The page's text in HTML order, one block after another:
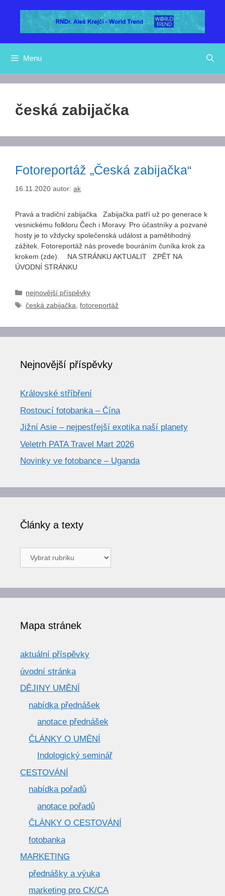
Menu
česká zabijačka
Fotoreportáž „Česká zabijačka“
16.11.2020 autor: ak
Pravá a tradiční zabijačka Zabijačka patří už po generace k
vesnickému folkloru Čech i Moravy. Pro účastníky a pozvané
hosty je to vždycky společenská událost a pamětihodný
zážitek. Fotoreportáž nás provede bouráním čuníka krok za
krokem (zde). NA STRÁNKU AKTUALIT ZPĚT NA
ÚVODNÍ STRÁNKU
Rubriky
nejnovější příspěvky
Štítky
česká zabijačka,fotoreportáž
Nejnovější příspěvky
Královské stříbření
Rostoucí fotobanka – Čína
Jižní Asie – nejpestřejší exotika naší planety
Veletrh PATA Travel Mart 2026
Novinky ve fotobance – Uganda
Články a texty
Články
a
Mapa stránek
aktuální příspěvky
úvodní stránka
DĚJINY UMĚNÍ
nabídka přednášek
anotace přednášek
ČLÁNKY O UMĚNÍ
Indologický seminář
CESTOVÁNÍ
nabídka pořadů
anotace pořadů
ČLÁNKY O CESTOVÁNÍ
fotobanka
MARKETING
přednášky a výuka
marketing pro CK/CA